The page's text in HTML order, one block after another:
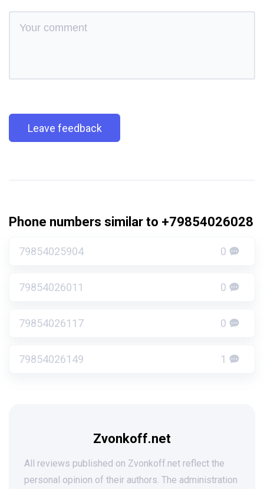
Leave feedback
Phone numbers similar to +79854026028
79854025904 0
79854026011 0
79854026117 0
79854026149 1
Zvonkoff.net
All reviews published on Zvonkoff.net reflect the
personal opinion of their authors. The administration